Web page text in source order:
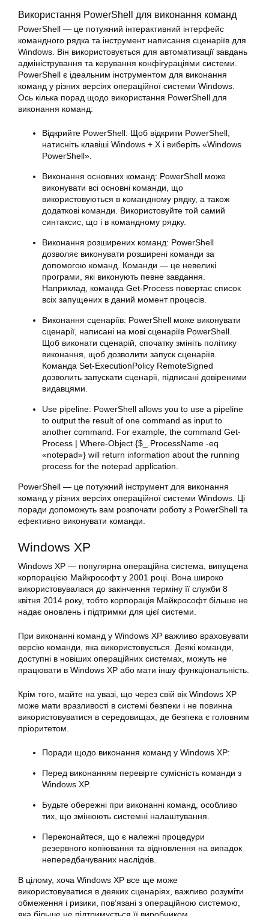
Використання PowerShell для виконання команд
PowerShell — це потужний інтерактивний інтерфейс
командного рядка та інструмент написання сценаріїв для
Windows. Він використовується для автоматизації завдань
адміністрування та керування конфігураціями системи.
PowerShell є ідеальним інструментом для виконання
команд у різних версіях операційної системи Windows.
Ось кілька порад щодо використання PowerShell для
виконання команд:
Відкрийте PowerShell: Щоб відкрити PowerShell,
натисніть клавіші Windows + X і виберіть «Windows
PowerShell».
Виконання основних команд: PowerShell може
виконувати всі основні команди, що
використовуються в командному рядку, а також
додаткові команди. Використовуйте той самий
синтаксис, що і в командному рядку.
Виконання розширених команд: PowerShell
дозволяє виконувати розширені команди за
допомогою команд. Команди — це невеликі
програми, які виконують певне завдання.
Наприклад, команда Get-Process повертає список
всіх запущених в даний момент процесів.
Виконання сценаріїв: PowerShell може виконувати
сценарії, написані на мові сценаріїв PowerShell.
Щоб виконати сценарій, спочатку змініть політику
виконання, щоб дозволити запуск сценаріїв.
Команда Set-ExecutionPolicy RemoteSigned
дозволить запускати сценарії, підписані довіреними
видавцями.
Use pipeline: PowerShell allows you to use a pipeline
to output the result of one command as input to
another command. For example, the command Get-
Process | Where-Object {$_.ProcessName -eq
«notepad»} will return information about the running
process for the notepad application.
PowerShell — це потужний інструмент для виконання
команд у різних версіях операційної системи Windows. Ці
поради допоможуть вам розпочати роботу з PowerShell та
ефективно виконувати команди.
Windows XP
Windows XP — популярна операційна система, випущена
корпорацією Майкрософт у 2001 році. Вона широко
використовувалася до закінчення терміну її служби 8
квітня 2014 року, тобто корпорація Майкрософт більше не
надає оновлень і підтримки для цієї системи.
При виконанні команд у Windows XP важливо враховувати
версію команди, яка використовується. Деякі команди,
доступні в новіших операційних системах, можуть не
працювати в Windows XP або мати іншу функціональність.
Крім того, майте на увазі, що через свій вік Windows XP
може мати вразливості в системі безпеки і не повинна
використовуватися в середовищах, де безпека є головним
пріоритетом.
Поради щодо виконання команд у Windows XP:
Перед виконанням перевірте сумісність команди з
Windows XP.
Будьте обережні при виконанні команд, особливо
тих, що змінюють системні налаштування.
Переконайтеся, що є належні процедури
резервного копіювання та відновлення на випадок
непередбачуваних наслідків.
В цілому, хоча Windows XP все ще може
використовуватися в деяких сценаріях, важливо розуміти
обмеження і ризики, пов’язані з операційною системою,